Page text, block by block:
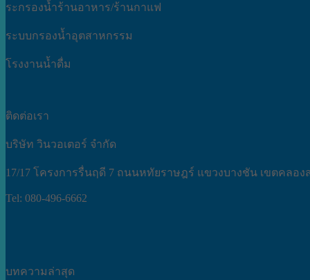
ระกรองน้ำร้านอาหาร/ร้านกาแฟ
ระบบกรองน้ำอุตสาหกรรม
โรงงานน้ำดื่ม
ติดต่อเรา
บริษัท วินวอเตอร์ จำกัด
17/17 โครงการรื่นฤดี 7 ถนนหทัยราษฎร์ แขวงบางชัน เขตคลอง
Tel: 080-496-6662
บทความล่าสุด